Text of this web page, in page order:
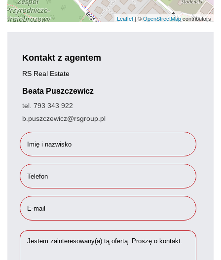
Leaflet | ©OpenStreetMapcontributors
Kontakt z agentem
RS Real Estate
Beata Puszczewicz
tel. 793 343 922
b.puszczewicz@rsgroup.pl